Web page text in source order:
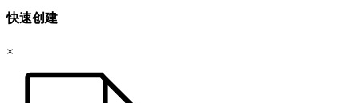
快速创建
×